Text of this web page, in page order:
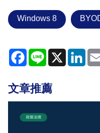
Windows 8
Facebook
Line X
文章推薦